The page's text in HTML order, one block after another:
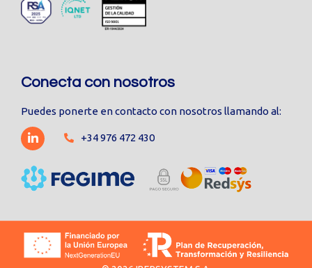
Conecta con nosotros
Puedes ponerte en contacto con nosotros llamando al:
+34 976 472 430